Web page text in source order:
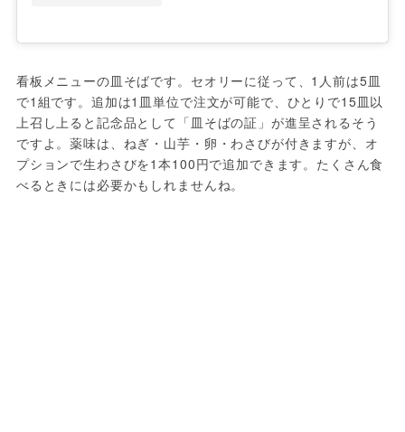
看板メニューの皿そばです。セオリーに従って、1人前は5皿
で1組です。追加は1皿単位で注文が可能で、ひとりで15皿以
上召し上ると記念品として「皿そばの証」が進呈されるそう
ですよ。薬味は、ねぎ・山芋・卵・わさびが付きますが、オ
プションで生わさびを1本100円で追加できます。たくさん食
べるときには必要かもしれませんね。